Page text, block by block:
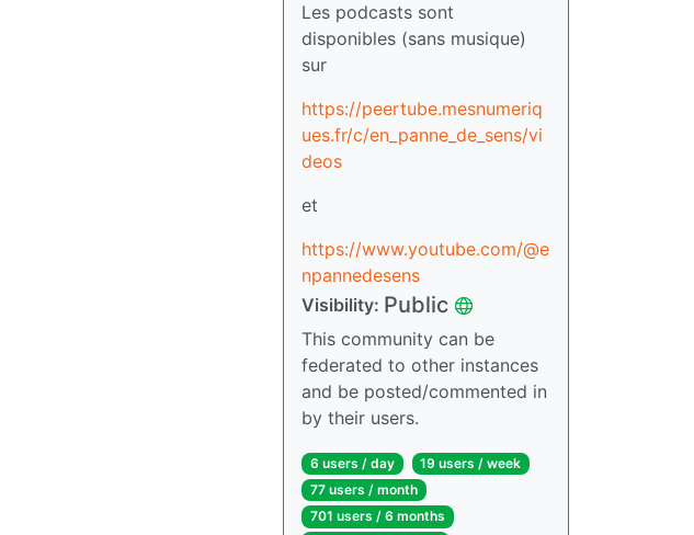
Les podcasts sont
disponibles (sans musique)
sur
https://peertube.mesnumeriq
ues.fr/c/en_panne_de_sens/vi
deos
et
https://www.youtube.com/@e
npannedesens
Visibility: Public
This community can be
federated to other instances
and be posted/commented in
by their users.
6 users / day
19 users / week
77 users / month
701 users / 6 months